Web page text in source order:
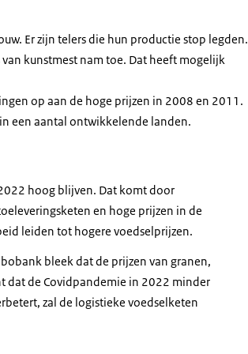
Er zijn telers die hun productie stop legden.
kunstmest nam toe. Dat heeft mogelijk
op aan de hoge prijzen in 2008 en 2011.
een aantal ontwikkelende landen.
hoog blijven. Dat komt door
en hoge prijzen in de
leiden tot hogere voedselprijzen.
bleek dat de prijzen van granen,
dat de Covidpandemie in 2022 minder
zal de logistieke voedselketen